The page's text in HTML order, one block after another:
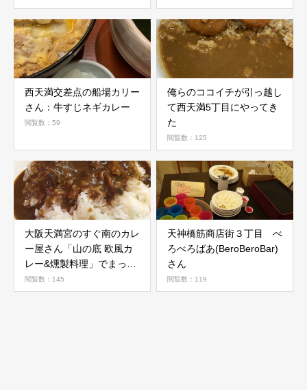
西天満交差点の船場カリー
さん：牛すじネギカレー
閲覧数：59
俺らのココイチが引っ越し
て西天満5丁目にやってき
た
閲覧数：125
大阪天満宮のすぐ南のカレ
ー屋さん「山の底 欧風カ
レー&燻製料理」でまった
りランチ
閲覧数：145
天神橋筋商店街３丁目 べ
ろべろばあ(BeroBeroBar)
さん
閲覧数：119